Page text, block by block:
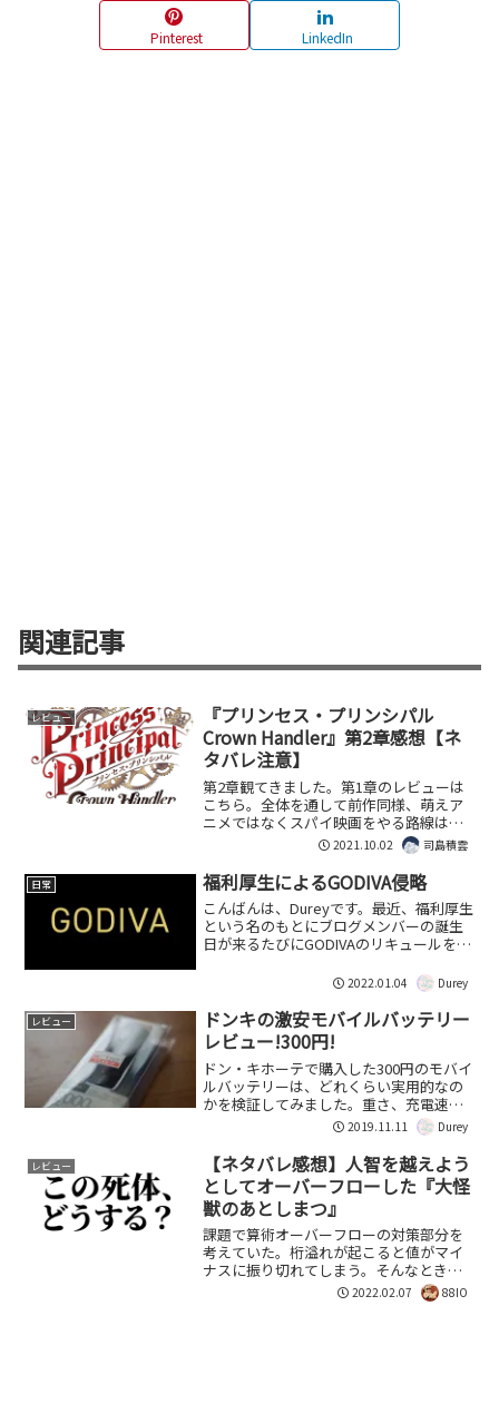
Pinterest LinkedIn
関連記事
レビュー
『プリンセス・プリンシパル
Crown Handler』第2章感想【ネ
タバレ注意】
第2章観てきました。第1章のレビューは
こちら。全体を通して前作同様、萌えア
ニメではなくスパイ映画をやる路線はブ
レませんでした。流石。大きく設定が動
いたのは共和国がケイバーライト爆弾を
実用化したこと。冒頭はこの爆破実験か
らスタートします。にし...
2021.10.02 司島積雲
日常 福利厚生によるGODIVA侵略
こんばんは、Dureyです。最近、福利厚生
という名のもとにブログメンバーの誕生
日が来るたびにGODIVAのリキュールを配
2022.01.04 Durey
レビュー
ドンキの激安モバイルバッテリー
レビュー!300円!
ドン・キホーテで購入した300円のモバイ
ルバッテリーは、どれくらい実用的なの
かを検証してみました。重さ、充電速
度、実際の使用感、など、他のモバイル
バッテリーと比較すると…。
2019.11.11 Durey
レビュー
【ネタバレ感想】人智を越えよう
としてオーバーフローした『大怪
獣のあとしまつ』
課題で算術オーバーフローの対策部分を
考えていた。桁溢れが起こると値がマイ
ナスに振り切れてしまう。そんなとき土
曜日に友人から薦められたので『大怪獣
のあとしまつ』を観てきた。「怪獣の死
2022.02.07 88IO